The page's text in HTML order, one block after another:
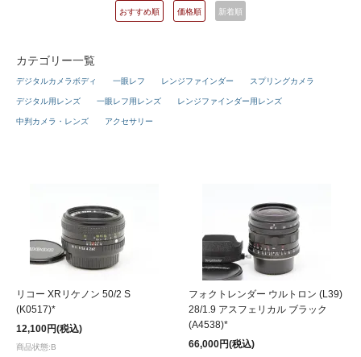
おすすめ順 価格順 新着順
カテゴリー一覧
デジタルカメラボディ 一眼レフ レンジファインダー スプリングカメラ
デジタル用レンズ 一眼レフ用レンズ レンジファインダー用レンズ
中判カメラ・レンズ アクセサリー
リコー XRリケノン 50/2 S
(K0517)*
12,100円(税込)
商品状態:B
フォクトレンダー ウルトロン (L39)
28/1.9 アスフェリカル ブラック
(A4538)*
66,000円(税込)